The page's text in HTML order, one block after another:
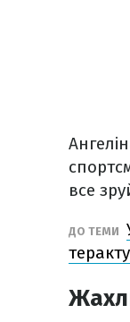
все
ДО ТЕМИ